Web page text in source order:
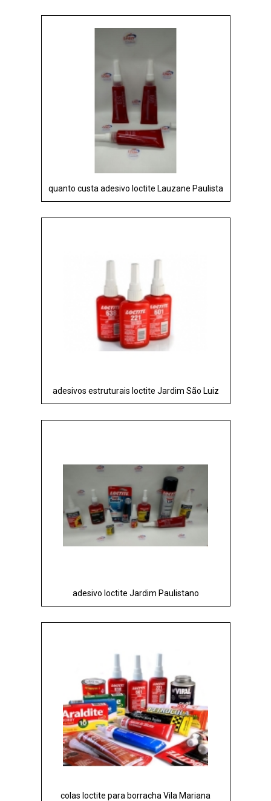
quanto custa adesivo loctite Lauzane Paulista
adesivos estruturais loctite Jardim São Luiz
adesivo loctite Jardim Paulistano
colas loctite para borracha Vila Mariana